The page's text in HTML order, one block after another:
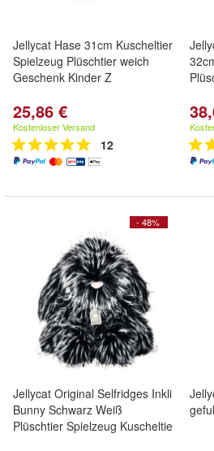
Jellycat Hase 31cm Kuscheltier
Spielzeug Plüschtier weich
Geschenk Kinder Z
25,86 €
Kostenloser Versand
12
- 48%
Jellycat Original Selfridges Inkli
Bunny Schwarz Weiß
Plüschtier Spielzeug Kuscheltie